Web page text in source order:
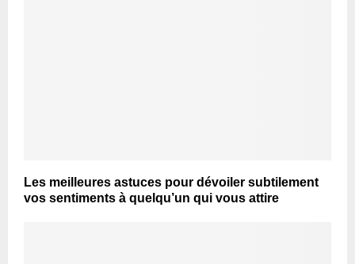
Les meilleures astuces pour dévoiler subtilement
vos sentiments à quelqu’un qui vous attire